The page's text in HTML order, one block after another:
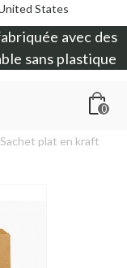
States
avec des
sans plastique
0
Sachet plat en kraft